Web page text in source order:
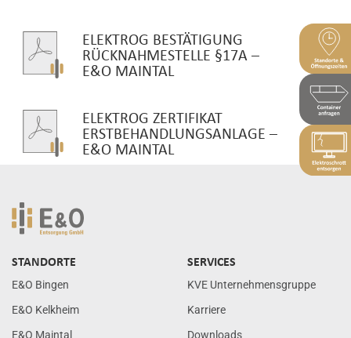
ELEKTROG BESTÄTIGUNG
RÜCKNAHMESTELLE §17A –
E&O MAINTAL
ELEKTROG ZERTIFIKAT
ERSTBEHANDLUNGSANLAGE –
E&O MAINTAL
STANDORTE
E&O Bingen
E&O Kelkheim
E&O Maintal
SERVICES
KVE Unternehmensgruppe
Karriere
Downloads